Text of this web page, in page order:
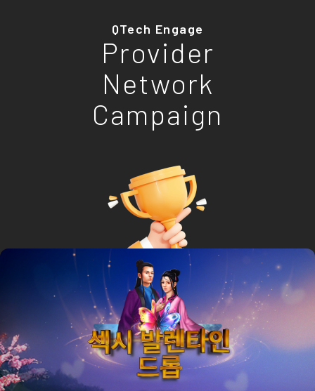
QTech Engage
Provider
Network
Campaign